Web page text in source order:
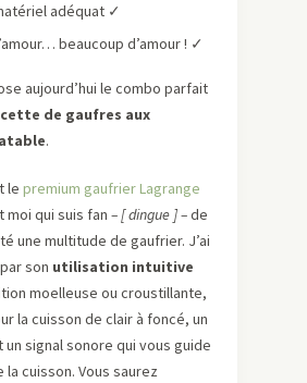
adéquat ✓
beaucoup d’amour ! ✓
aujourd’hui le combo parfait
de gaufres aux
.
le premium gaufrier Lagrange
qui suis fan –[dingue ]–de
une multitude de gaufrier. J’ai
son utilisation intuitive
moelleuse ou croustillante,
la cuisson de clair à foncé, un
signal sonore qui vous guide
cuisson. Vous saurez